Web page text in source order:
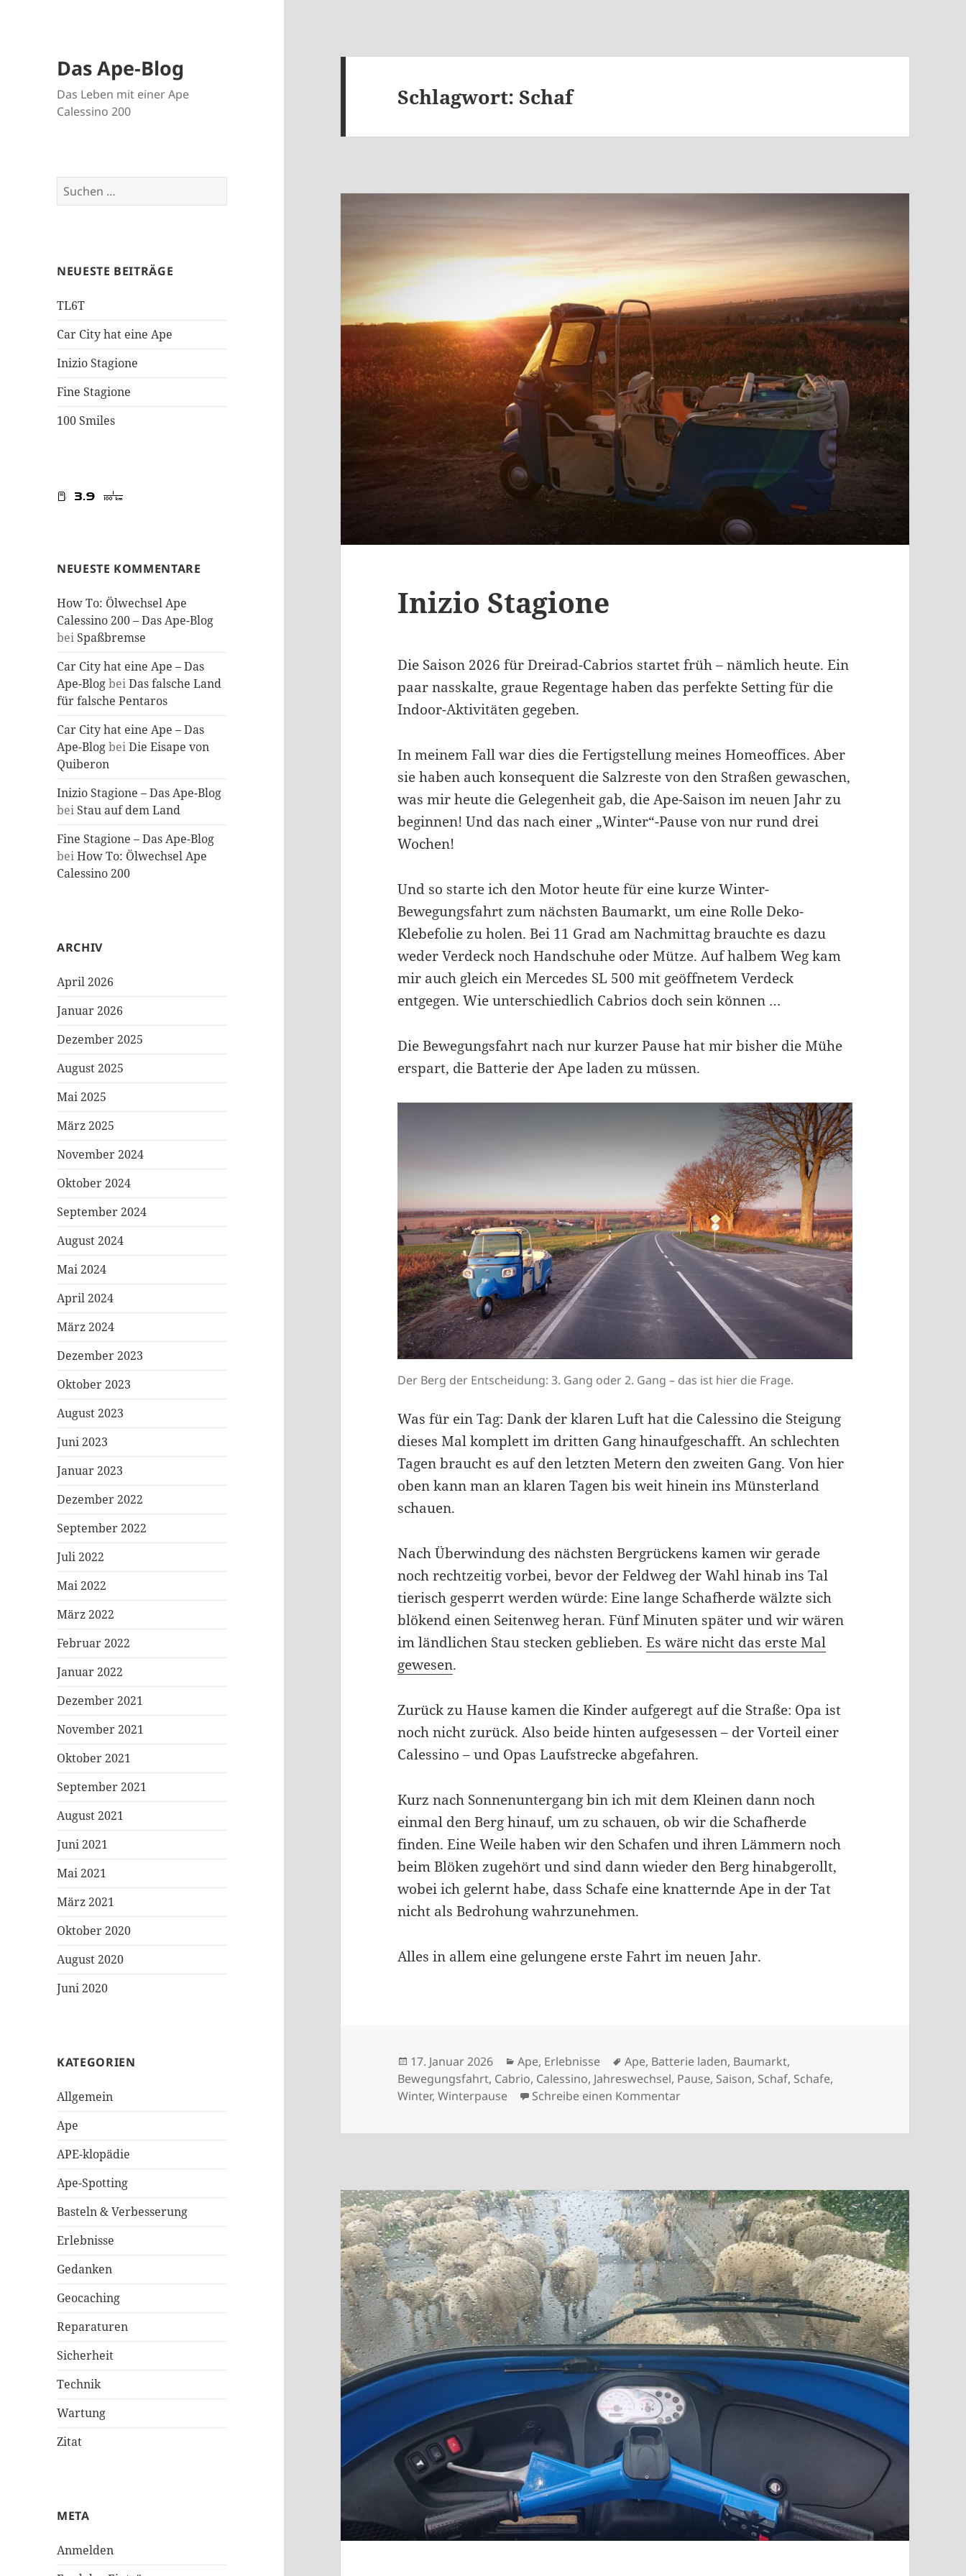
Das Ape-Blog
Das Leben mit einer Ape
Calessino 200
Suche
nach:
NEUESTE BEITRÄGE
TL6T
Car City hat eine Ape
Inizio Stagione
Fine Stagione
100 Smiles
NEUESTE KOMMENTARE
How To: Ölwechsel Ape
Calessino 200 – Das Ape-Blog
bei Spaßbremse
Car City hat eine Ape – Das
Ape-BlogbeiDas falsche Land
für falsche Pentaros
Car City hat eine Ape – Das
Ape-BlogbeiDie Eisape von
Quiberon
Inizio Stagione – Das Ape-Blog
bei Stau auf dem Land
Fine Stagione – Das Ape-Blog
beiHow To: Ölwechsel Ape
Calessino 200
ARCHIV
April 2026
Januar 2026
Dezember 2025
August 2025
Mai 2025
März 2025
November 2024
Oktober 2024
September 2024
August 2024
Mai 2024
April 2024
März 2024
Dezember 2023
Oktober 2023
August 2023
Juni 2023
Januar 2023
Dezember 2022
September 2022
Juli 2022
Mai 2022
März 2022
Februar 2022
Januar 2022
Dezember 2021
November 2021
Oktober 2021
September 2021
August 2021
Juni 2021
Mai 2021
März 2021
Oktober 2020
August 2020
Juni 2020
KATEGORIEN
Allgemein
Ape
APE-klopädie
Ape-Spotting
Basteln & Verbesserung
Erlebnisse
Gedanken
Geocaching
Reparaturen
Sicherheit
Technik
Wartung
Zitat
META
Anmelden
Schlagwort:Schaf
Inizio Stagione
Die Saison 2026 für Dreirad-Cabrios startet früh – nämlich heute. Ein
paar nasskalte, graue Regentage haben das perfekte Setting für die
Indoor-Aktivitäten gegeben.
In meinem Fall war dies die Fertigstellung meines Homeoffices. Aber
sie haben auch konsequent die Salzreste von den Straßen gewaschen,
was mir heute die Gelegenheit gab, die Ape-Saison im neuen Jahr zu
beginnen! Und das nach einer „Winter“-Pause von nur rund drei
Wochen!
Und so starte ich den Motor heute für eine kurze Winter-
Bewegungsfahrt zum nächsten Baumarkt, um eine Rolle Deko-
Klebefolie zu holen. Bei 11 Grad am Nachmittag brauchte es dazu
weder Verdeck noch Handschuhe oder Mütze. Auf halbem Weg kam
mir auch gleich ein Mercedes SL 500 mit geöffnetem Verdeck
entgegen. Wie unterschiedlich Cabrios doch sein können …
Die Bewegungsfahrt nach nur kurzer Pause hat mir bisher die Mühe
erspart, die Batterie der Ape laden zu müssen.
Der Berg der Entscheidung: 3. Gang oder 2. Gang – das ist hier die Frage.
Was für ein Tag: Dank der klaren Luft hat die Calessino die Steigung
dieses Mal komplett im dritten Gang hinaufgeschafft. An schlechten
Tagen braucht es auf den letzten Metern den zweiten Gang. Von hier
oben kann man an klaren Tagen bis weit hinein ins Münsterland
schauen.
Nach Überwindung des nächsten Bergrückens kamen wir gerade
noch rechtzeitig vorbei, bevor der Feldweg der Wahl hinab ins Tal
tierisch gesperrt werden würde: Eine lange Schafherde wälzte sich
blökend einen Seitenweg heran. Fünf Minuten später und wir wären
im ländlichen Stau stecken geblieben.Es wäre nicht das erste Mal
gewesen.
Zurück zu Hause kamen die Kinder aufgeregt auf die Straße: Opa ist
noch nicht zurück. Also beide hinten aufgesessen – der Vorteil einer
Calessino – und Opas Laufstrecke abgefahren.
Kurz nach Sonnenuntergang bin ich mit dem Kleinen dann noch
einmal den Berg hinauf, um zu schauen, ob wir die Schafherde
finden. Eine Weile haben wir den Schafen und ihren Lämmern noch
beim Blöken zugehört und sind dann wieder den Berg hinabgerollt,
wobei ich gelernt habe, dass Schafe eine knatternde Ape in der Tat
nicht als Bedrohung wahrzunehmen.
Alles in allem eine gelungene erste Fahrt im neuen Jahr.
Veröffentlicht
am
17. Januar 2026 Kategorien
Ape, Erlebnisse Schlagwörter
Ape, Batterie laden, Baumarkt,
Bewegungsfahrt, Cabrio, Calessino, Jahreswechsel, Pause, Saison, Schaf, Schafe,
Winter,Winterpause Schreibe einen Kommentarzu Inizio Stagione